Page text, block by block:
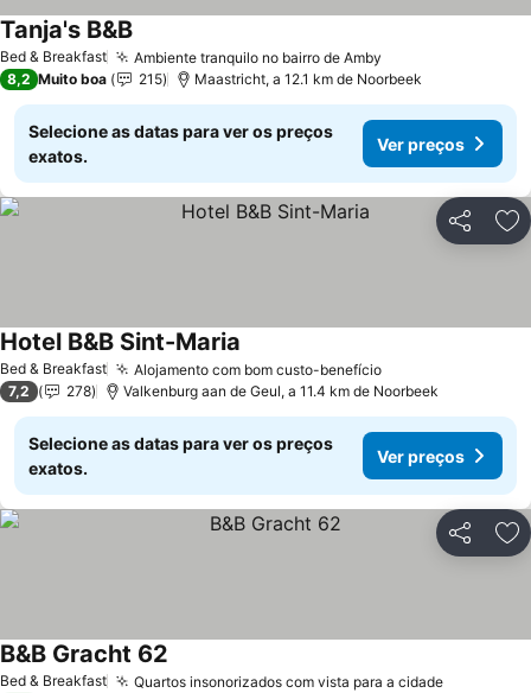
Bed & Breakfast Ambiente tranquilo no bairro de Amby
Tanja's B&B
8,2 Muito boa 215 Maastricht, a 12.1 km de Noorbeek
Selecione as datas para ver os preços
exatos.
Ver preços
Partilhar
Bed & Breakfast Alojamento com bom custo-benefício
Hotel B&B Sint-Maria
7,2 278 Valkenburg aan de Geul, a 11.4 km de Noorbeek
Selecione as datas para ver os preços
exatos.
Ver preços
Partilhar
Bed & Breakfast Quartos insonorizados com vista para a cidade
B&B Gracht 62